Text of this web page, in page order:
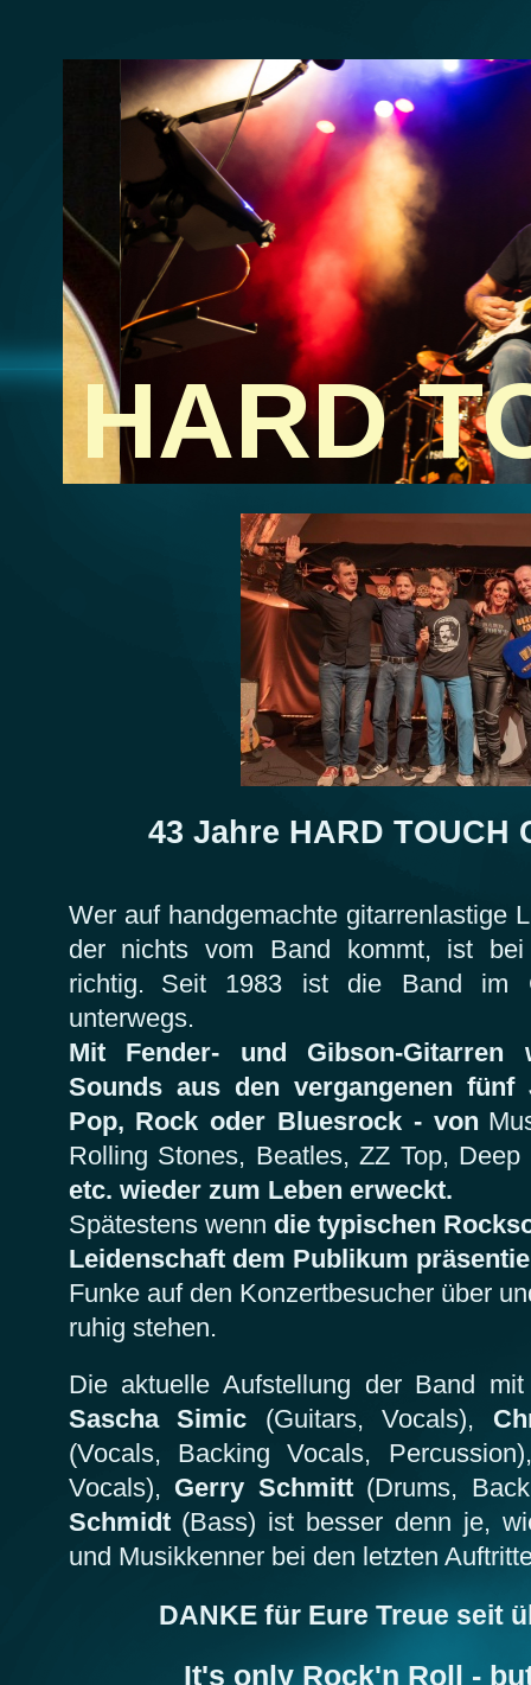
HARD
43 Jahre HARD
Wer auf handgemachte gitarrenlastige
der nichts vom Band kommt, ist
richtig.
Seit 1983 ist die Band im
unterwegs.
Mit Fender- und Gibson-Gitarren
Sounds aus den vergangenen fünf
Pop, Rock oder Bluesrock - von
Rolling Stones, Beatles, ZZ Top,
etc. wieder zum Leben erweckt.
Spätestens wenn die typischen
Leidenschaft dem Publikum
Funke auf den Konzertbesucher über
ruhig stehen.
Die aktuelle Aufstellung der Band
Sascha Simic (Guitars, Vocals),
(Vocals, Backing Vocals,
Vocals), Gerry Schmitt(Drums,
Schmidt(Bass) ist besser denn je,
und Musikkenner bei den letzten
DANKE für Eure Treue seit
It's only Rock'n Roll -